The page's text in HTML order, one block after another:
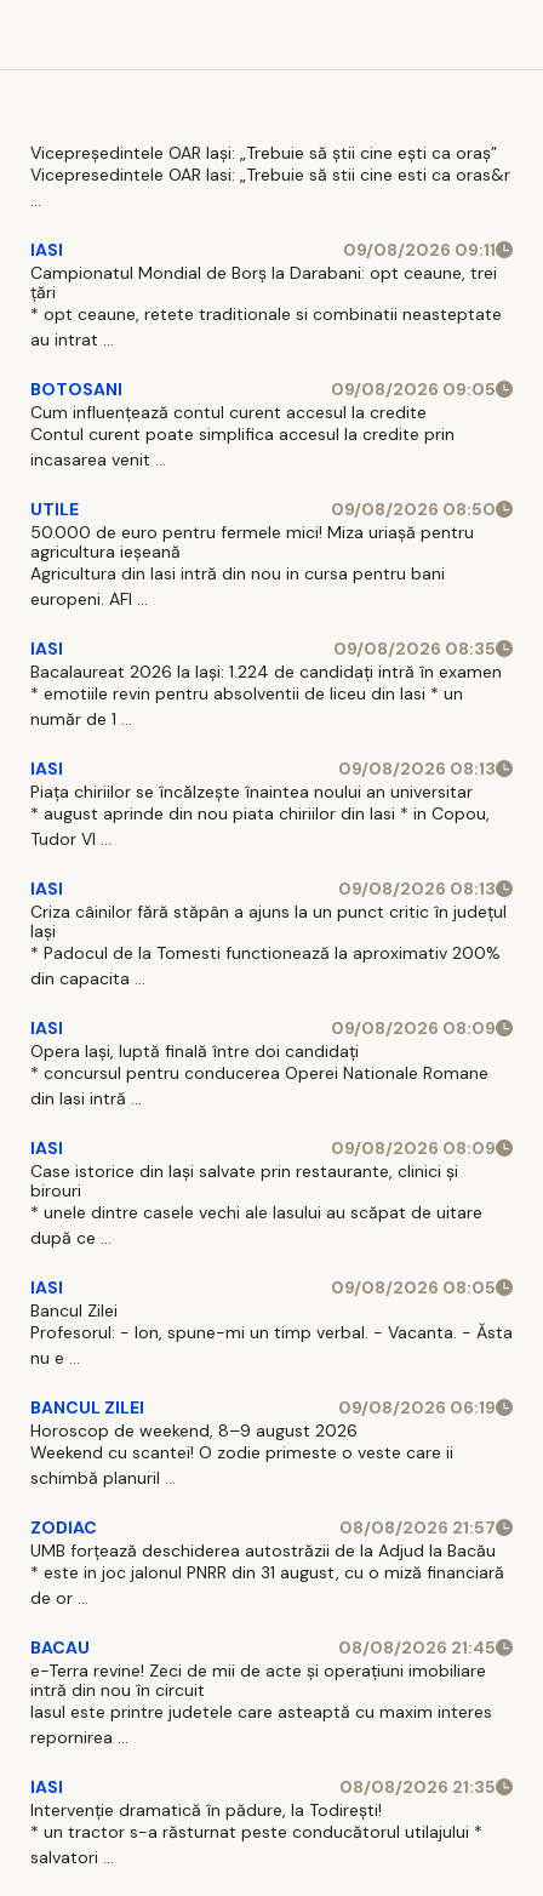
Vicepreședintele OAR Iași: „Trebuie să știi cine ești ca oraș”
Vicepresedintele OAR Iasi: „Trebuie să stii cine esti ca oras&r
...
IASI
09/08/2026 09:11
Campionatul Mondial de Borș la Darabani: opt ceaune, trei
țări
* opt ceaune, retete traditionale si combinatii neasteptate
au intrat ...
BOTOSANI
09/08/2026 09:05
Cum influențează contul curent accesul la credite
Contul curent poate simplifica accesul la credite prin
incasarea venit ...
UTILE
09/08/2026 08:50
50.000 de euro pentru fermele mici! Miza uriașă pentru
agricultura ieșeană
Agricultura din Iasi intră din nou in cursa pentru bani
europeni. AFI ...
IASI
09/08/2026 08:35
Bacalaureat 2026 la Iași: 1.224 de candidați intră în examen
* emotiile revin pentru absolventii de liceu din Iasi * un
număr de 1 ...
IASI
09/08/2026 08:13
Piața chiriilor se încălzește înaintea noului an universitar
* august aprinde din nou piata chiriilor din Iasi * in Copou,
Tudor Vl ...
IASI
09/08/2026 08:13
Criza câinilor fără stăpân a ajuns la un punct critic în județul
Iași
* Padocul de la Tomesti functionează la aproximativ 200%
din capacita ...
IASI
09/08/2026 08:09
Opera Iași, luptă finală între doi candidați
* concursul pentru conducerea Operei Nationale Romane
din Iasi intră ...
IASI
09/08/2026 08:09
Case istorice din Iași salvate prin restaurante, clinici și
birouri
* unele dintre casele vechi ale Iasului au scăpat de uitare
după ce ...
IASI
09/08/2026 08:05
Bancul Zilei
Profesorul: - Ion, spune-mi un timp verbal. - Vacanta. - Ăsta
nu e ...
BANCUL ZILEI
09/08/2026 06:19
Horoscop de weekend, 8–9 august 2026
Weekend cu scantei! O zodie primeste o veste care ii
schimbă planuril ...
ZODIAC
08/08/2026 21:57
UMB forțează deschiderea autostrăzii de la Adjud la Bacău
* este in joc jalonul PNRR din 31 august, cu o miză financiară
de or ...
BACAU
08/08/2026 21:45
e-Terra revine! Zeci de mii de acte și operațiuni imobiliare
intră din nou în circuit
Iasul este printre judetele care asteaptă cu maxim interes
repornirea ...
IASI
08/08/2026 21:35
Intervenție dramatică în pădure, la Todirești!
* un tractor s-a răsturnat peste conducătorul utilajului *
salvatori ...